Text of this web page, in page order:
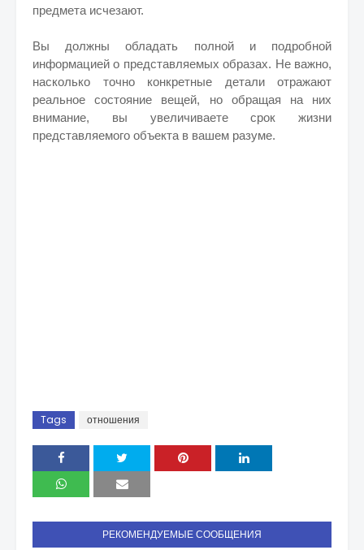
предмета исчезают.
Вы должны обладать полной и подробной
информацией о представляемых образах. Не важно,
насколько точно конкретные детали отражают
реальное состояние вещей, но обращая на них
внимание, вы увеличиваете срок жизни
представляемого объекта в вашем разуме.
Tags отношения
РЕКОМЕНДУЕМЫЕ СООБЩЕНИЯ